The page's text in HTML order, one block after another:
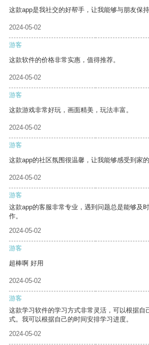
这款app是我社交的好帮手，让我能够与朋友保
2024-05-02
游客
这款软件的价格非常实惠，值得推荐。
2024-05-02
游客
这款游戏非常好玩，画面精美，玩法丰富。
2024-05-02
游客
这款app的社区氛围很温馨，让我能够感受到家的
2024-05-02
游客
这款app的客服非常专业，遇到问题总是能够及
作。
2024-05-02
游客
超棒啊 好用
2024-05-02
游客
这款学习软件的学习方式非常灵活，可以根据自
式。我可以根据自己的时间安排学习进度。
2024-05-02